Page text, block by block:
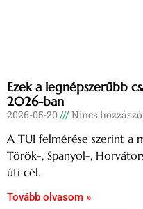
Ezek a legnépszerűbb
2026-ban
2026-05-20 Nincs
A TUI felmérése szerint a
Török-, Spanyol-,
úti cél.
Tovább olvasom »